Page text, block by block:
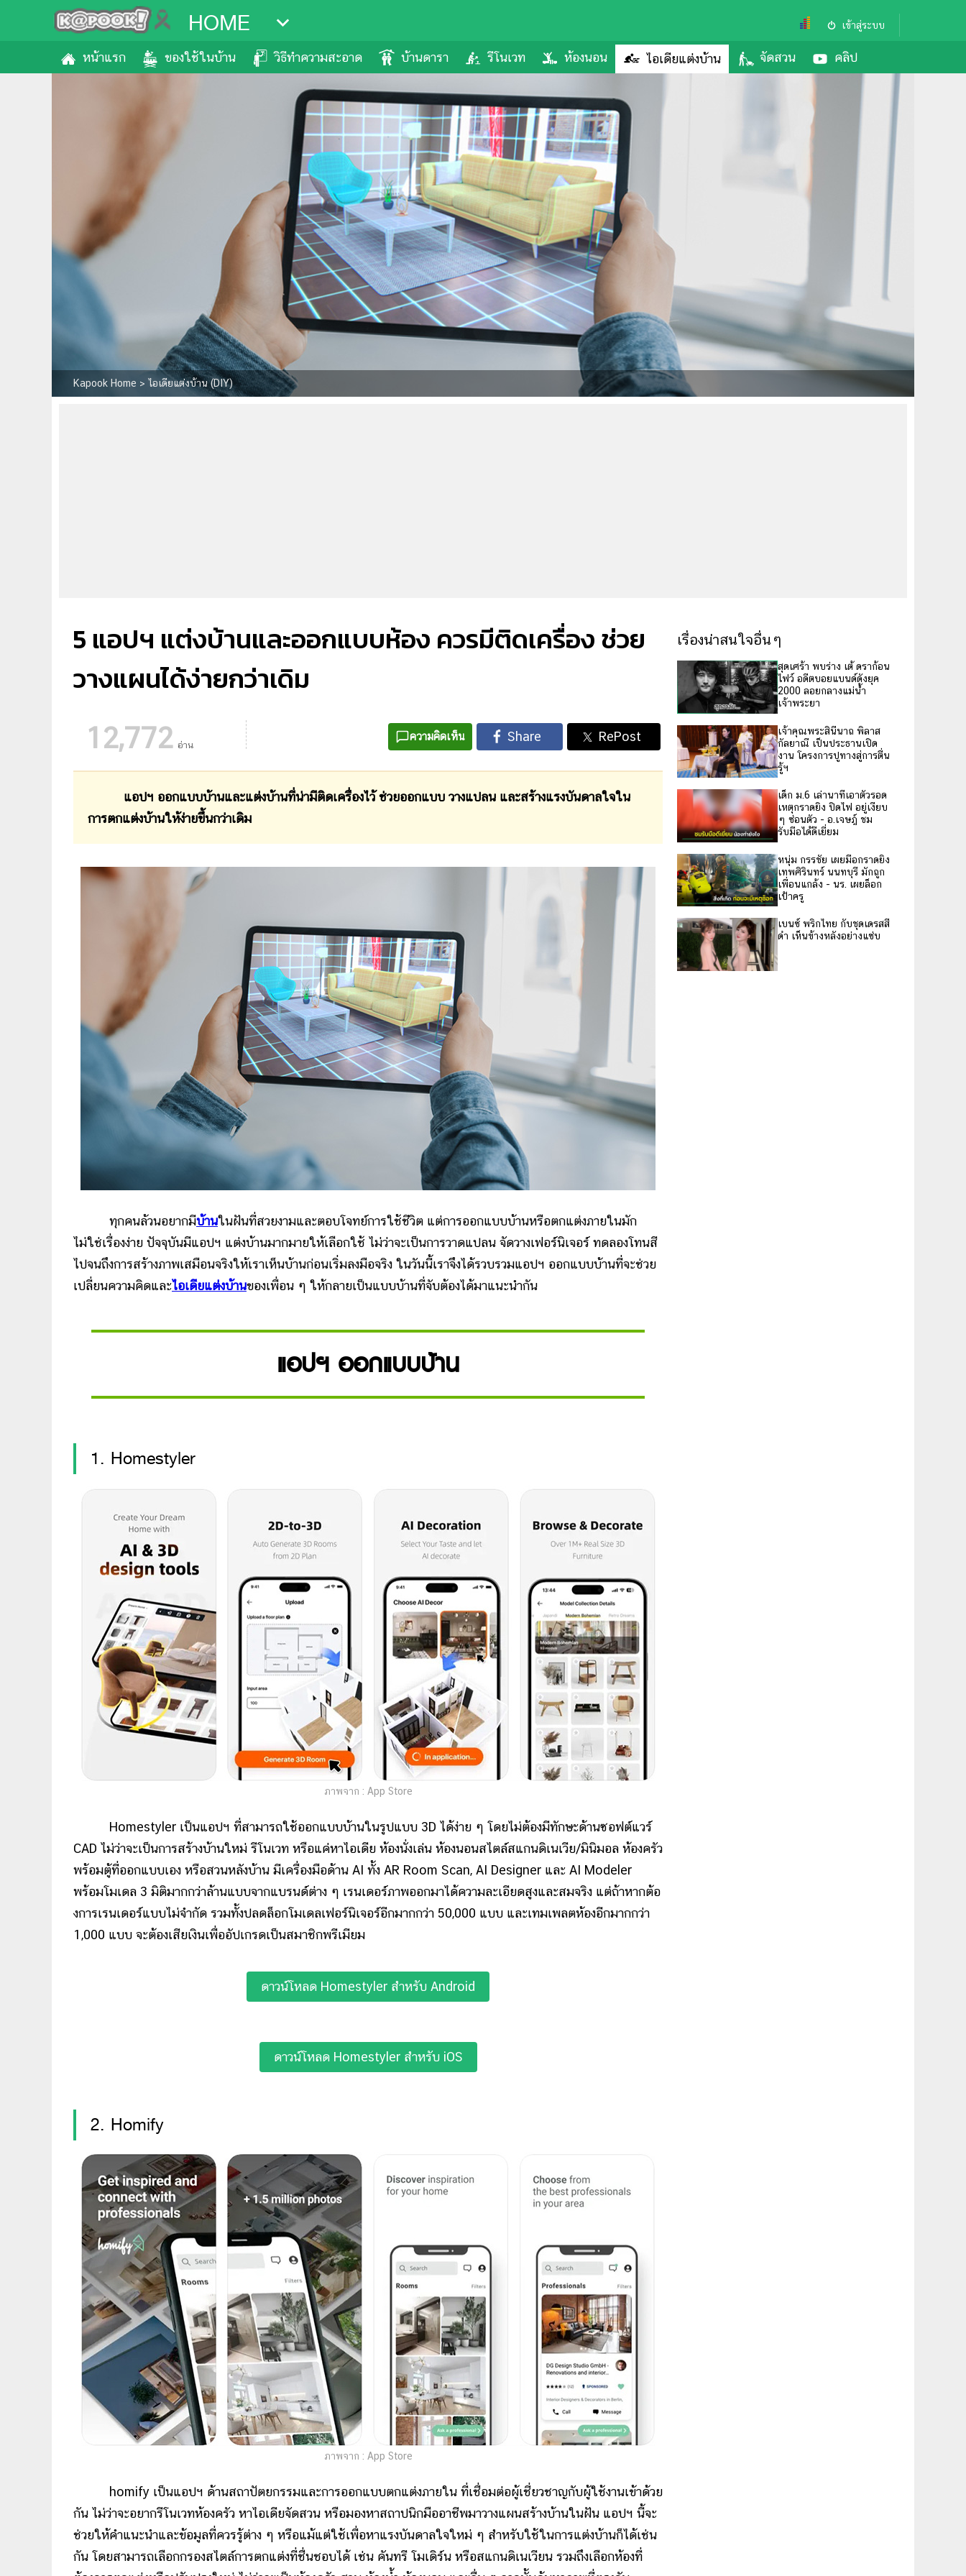
HOME เข้าสู่ระบบ
หน้าแรก ของใช้ในบ้าน วิธีทำความสะอาด บ้านดารา รีโนเวท ห้องนอน ไอเดียแต่งบ้าน จัดสวน คลิป
Kapook Home > ไอเดียแต่งบ้าน (DIY)
5 แอปฯ แต่งบ้านและออกแบบห้อง ควรมีติดเครื่อง ช่วย
วางแผนได้ง่ายกว่าเดิม
12,772 อ่าน
ความคิดเห็น
แอปฯ ออกแบบบ้านและแต่งบ้านที่น่ามีติดเครื่องไว้ ช่วยออกแบบ วางแปลน และสร้างแรงบันดาลใจใน
การตกแต่งบ้านให้ง่ายขึ้นกว่าเดิม
ทุกคนล้วนอยากมีบ้านในฝันที่สวยงามและตอบโจทย์การใช้ชีวิต แต่การออกแบบบ้านหรือตกแต่งภายในมัก
ไม่ใช่เรื่องง่าย ปัจจุบันมีแอปฯ แต่งบ้านมากมายให้เลือกใช้ ไม่ว่าจะเป็นการวาดแปลน จัดวางเฟอร์นิเจอร์ ทดลองโทนสี
ไปจนถึงการสร้างภาพเสมือนจริงให้เราเห็นบ้านก่อนเริ่มลงมือจริง ในวันนี้เราจึงได้รวบรวมแอปฯ ออกแบบบ้านที่จะช่วย
เปลี่ยนความคิดและไอเดียแต่งบ้านของเพื่อน ๆ ให้กลายเป็นแบบบ้านที่จับต้องได้มาแนะนำกัน
แอปฯ ออกแบบบ้าน
1. Homestyler
ภาพจาก : App Store
Homestyler เป็นแอปฯ ที่สามารถใช้ออกแบบบ้านในรูปแบบ 3D ได้ง่าย ๆ โดยไม่ต้องมีทักษะด้านซอฟต์แวร์
CAD ไม่ว่าจะเป็นการสร้างบ้านใหม่ รีโนเวท หรือแค่หาไอเดีย ห้องนั่งเล่น ห้องนอนสไตล์สแกนดิเนเวีย/มินิมอล ห้องครัว
พร้อมตู้ที่ออกแบบเอง หรือสวนหลังบ้าน มีเครื่องมือด้าน AI ทั้ง AR Room Scan, AI Designer และ AI Modeler
พร้อมโมเดล 3 มิติมากกว่าล้านแบบจากแบรนด์ต่าง ๆ เรนเดอร์ภาพออกมาได้ความละเอียดสูงและสมจริง แต่ถ้าหากต้อ
งการเรนเดอร์แบบไม่จำกัด รวมทั้งปลดล็อกโมเดลเฟอร์นิเจอร์อีกมากกว่า 50,000 แบบ และเทมเพลตห้องอีกมากกว่า
1,000 แบบ จะต้องเสียเงินเพื่ออัปเกรดเป็นสมาชิกพรีเมียม
ดาวน์โหลด Homestyler สำหรับ Android
ดาวน์โหลด Homestyler สำหรับ iOS
2. Homify
ภาพจาก : App Store
homify เป็นแอปฯ ด้านสถาปัตยกรรมและการออกแบบตกแต่งภายใน ที่เชื่อมต่อผู้เชี่ยวชาญกับผู้ใช้งานเข้าด้วย
กัน ไม่ว่าจะอยากรีโนเวทห้องครัว หาไอเดียจัดสวน หรือมองหาสถาปนิกมืออาชีพมาวางแผนสร้างบ้านในฝัน แอปฯ นี้จะ
ช่วยให้คำแนะนำและข้อมูลที่ควรรู้ต่าง ๆ หรือแม้แต่ใช้เพื่อหาแรงบันดาลใจใหม่ ๆ สำหรับใช้ในการแต่งบ้านก็ได้เช่น
กัน โดยสามารถเลือกกรองสไตล์การตกแต่งที่ชื่นชอบได้ เช่น คันทรี โมเดิร์น หรือสแกนดิเนเวียน รวมถึงเลือกห้องที่
เรื่องน่าสนใจอื่นๆ
สุดเศร้า พบร่าง เต้ ดราก้อน
ไฟว์ อดีตบอยแบนด์ดังยุค
2000 ลอยกลางแม่น้ำ
เจ้าพระยา
เจ้าคุณพระสินีนาถ พิลาส
กัลยาณี เป็นประธานเปิด
งาน โครงการปูทางสู่การตื่น
รู้ฯ
เด็ก ม.6 เล่านาทีเอาตัวรอด
เหตุกราดยิง ปิดไฟ อยู่เงียบ
ๆ ซ่อนตัว - อ.เจษฎ์ ชม
รับมือได้ดีเยี่ยม
หนุ่ม กรรชัย เผยมือกราดยิง
เทพศิรินทร์ นนทบุรี มักถูก
เพื่อนแกล้ง - นร. เผยล็อก
เป้าครู
เบนซ์ พริกไทย กับชุดเดรสสี
ดำ เห็นข้างหลังอย่างแซ่บ